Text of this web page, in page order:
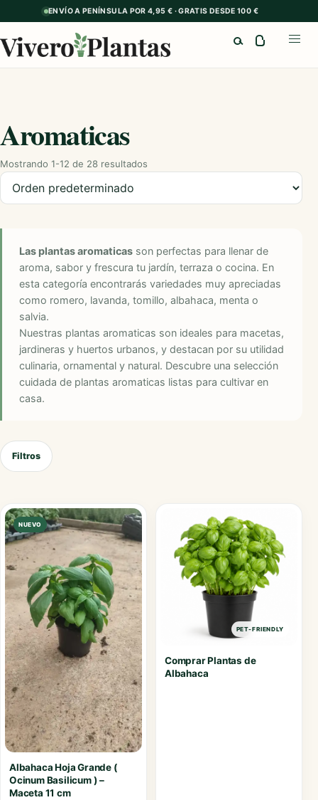
ENVÍO A PENÍNSULA POR 4,95 € · GRATIS DESDE 100 €
Aromaticas
Mostrando 1-12 de 28 resultados
Ordenar productos
Las plantas aromaticas son perfectas para llenar de
aroma, sabor y frescura tu jardín, terraza o cocina. En
esta categoría encontrarás variedades muy apreciadas
como romero, lavanda, tomillo, albahaca, menta o
salvia.
Nuestras plantas aromaticas son ideales para macetas,
jardineras y huertos urbanos, y destacan por su utilidad
culinaria, ornamental y natural. Descubre una selección
cuidada de plantas aromaticas listas para cultivar en
casa.
Filtros
NUEVO
Albahaca Hoja Grande (
Ocinum Basilicum ) –
Maceta 11 cm
PET-FRIENDLY
Comprar Plantas de
Albahaca